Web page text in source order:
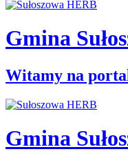
Gmina
Witamy na
Gmina